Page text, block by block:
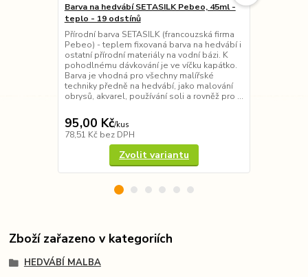
Barva na hedvábí SETASILK Pebeo, 45ml -
teplo - 19 odstínů
Přírodní barva SETASILK (francouzská firma
Pebeo) - teplem fixovaná barva na hedvábí i
ostatní přírodní materiály na vodní bázi. K
pohodlnému dávkování je ve víčku kapátko.
Barva je vhodná pro všechny malířské
techniky předně na hedvábí, jako malování
obrysů, akvarel, používání soli a rovněž pro ...
95,00 Kč/kus
78,51 Kč bez DPH
Zvolit variantu
Zboží zařazeno v kategoriích
HEDVÁBÍ MALBA